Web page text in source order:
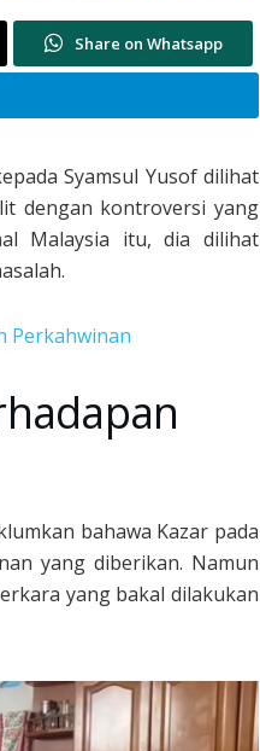
Share on Whatsapp
Syamsul Yusof dilihat
dengan kontroversi yang
Malaysia itu, dia dilihat
Perkahwinan
bahawa Kazar pada
yang diberikan. Namun
yang bakal dilakukan